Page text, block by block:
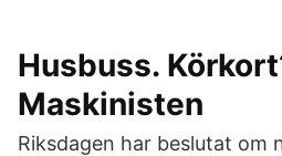
Husbuss.
Maskinisten
Riksdagen har beslutat om